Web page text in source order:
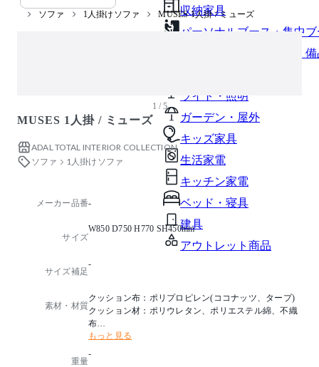
収納家具
パーソナルブース・集中
オフィスアクセサリー・
ライト・照明
ガーデン・屋外
キッズ家具
生活家電
キッチン家電
ベッド・寝具
建具
アウトレット商品
ソファ 1人掛けソファ MUSES 1⼈掛 / ミューズ
1 / 5
MUSES 1⼈掛 / ミューズ
ADAL TOTAL INTERIOR COLLECTION
ソファ
1人掛けソファ
メーカー品番-
サイズ
W850 D750 H770 SH450mm
サイズ補足
-
素材・材質
クッション布：ポリプロピレン(ココナッツ、タープ)
クッション材：ポリウレタン、ポリエステル綿、不織
布
フレーム：アルミニウム(チャコールグレー)
もっと見る
重量
-